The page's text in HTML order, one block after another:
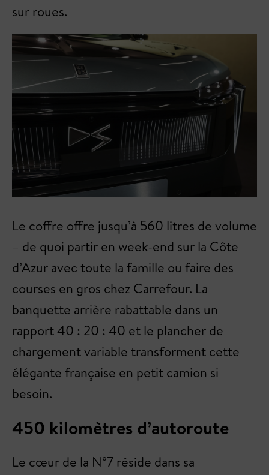
sur roues.
Le coffre offre jusqu’à 560 litres de volume
– de quoi partir en week-end sur la Côte
d’Azur avec toute la famille ou faire des
courses en gros chez Carrefour. La
banquette arrière rabattable dans un
rapport 40 : 20 : 40 et le plancher de
chargement variable transforment cette
élégante française en petit camion si
besoin.
450 kilomètres d’autoroute
Le cœur de la N°7 réside dans sa